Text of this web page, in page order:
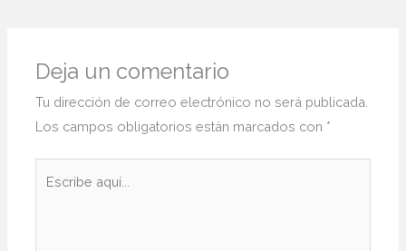
Deja un comentario
Tu dirección de correo electrónico no será publicada.
Los campos obligatorios están marcados con *